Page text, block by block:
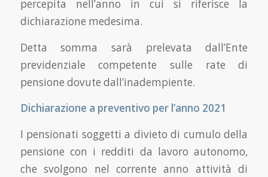
percepita nell’anno in cui si riferisce la
dichiarazione medesima.
Detta somma sarà prelevata dall’Ente
previdenziale competente sulle rate di
pensione dovute dall’inadempiente.
Dichiarazione a preventivo per l’anno 2021
I pensionati soggetti a divieto di cumulo della
pensione con i redditi da lavoro autonomo,
che svolgono nel corrente anno attività di